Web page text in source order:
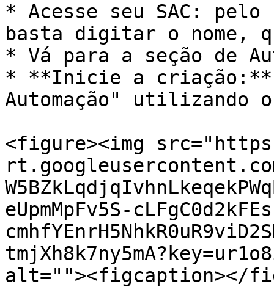
* Acesse seu SAC:
basta digitar o nome,
* Vá para a seção de
* **Inicie a criação:**
Automação" utilizando
<figure><img
eUpmMpFv5S-
alt=""><figcaption></